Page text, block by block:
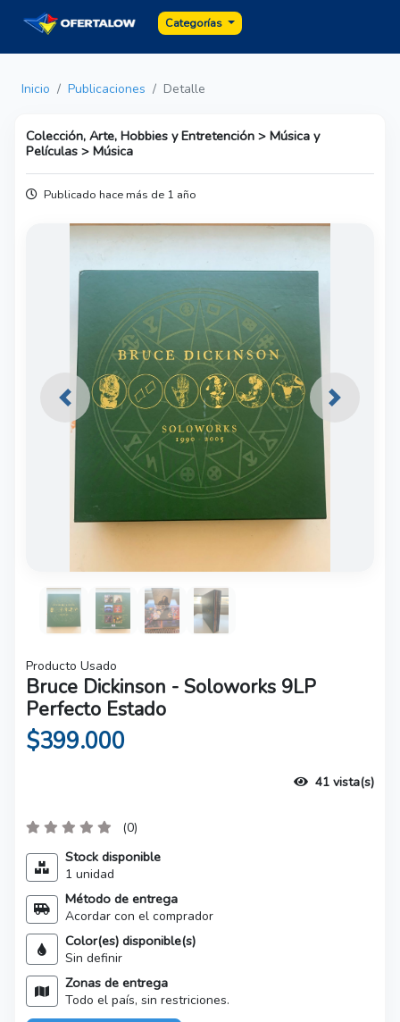
Categorías
Inicio Publicaciones Detalle
Colección, Arte, Hobbies y Entretención > Música y
Películas > Música
Publicado hace más de 1 año
Previous Next
Producto Usado
Bruce Dickinson - Soloworks 9LP
Perfecto Estado
$399.000
41 vista(s)
(0)
Stock disponible
1 unidad
Método de entrega
Acordar con el comprador
Color(es) disponible(s)
Sin definir
Zonas de entrega
Todo el país, sin restriciones.